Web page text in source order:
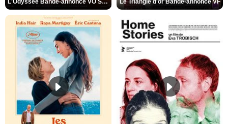
L'Odyssée Bande-annonce VO STFR Le Triangle d'or Bande-annonce VF